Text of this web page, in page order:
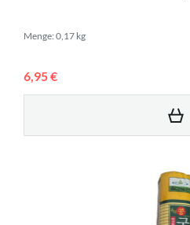
Menge: 0,17 kg
6,95 €